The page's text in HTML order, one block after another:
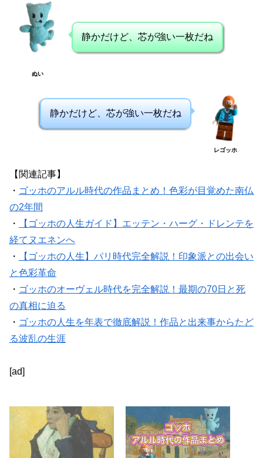
ぬい
静かだけど、芯が強い一枚だね
静かだけど、芯が強い一枚だね
レゴッホ
【関連記事】
・ ゴッホのアルル時代の作品まとめ！色彩が目覚めた南仏
の2年間
・
【ゴッホの人生ガイド】エッテン・ハーグ・ドレンテを
経てヌエネンへ
・
【ゴッホの人生】パリ時代完全解説！印象派との出会い
と色彩革命
・ ゴッホのオーヴェル時代を完全解説！最期の70日と死
の真相に迫る
・ ゴッホの人生を年表で徹底解説！作品と出来事からたど
る波乱の生涯
[ad]